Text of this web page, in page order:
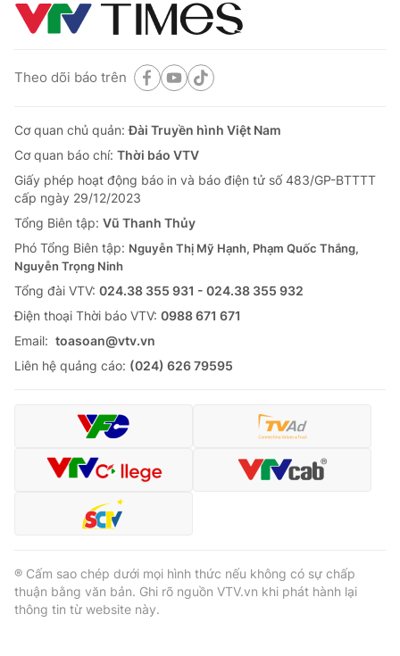
Theo dõi báo trên
Cơ quan chủ quản:Đài Truyền hình Việt Nam
Cơ quan báo chí: Thời báo VTV
Giấy phép hoạt động báo in và báo điện tử số 483/GP-BTTTT
cấp ngày 29/12/2023
Tổng Biên tập: Vũ Thanh Thủy
Phó Tổng Biên tập: Nguyễn Thị Mỹ Hạnh, Phạm Quốc Thắng,
Nguyễn Trọng Ninh
Tổng đài VTV: 024.38 355 931 - 024.38 355 932
Ðiện thoại Thời báo VTV: 0988 671 671
Email: toasoan@vtv.vn
Liên hệ quảng cáo: (024) 626 79595
® Cấm sao chép dưới mọi hình thức nếu không có sự chấp
thuận bằng văn bản. Ghi rõ nguồn VTV.vn khi phát hành lại
thông tin từ website này.